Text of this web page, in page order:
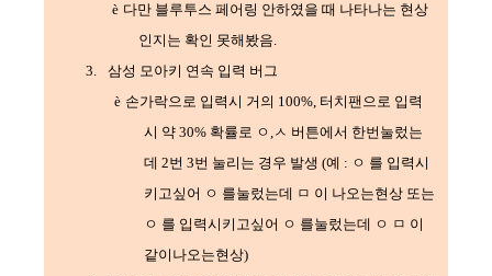
è 다만 블루투스 페어링 안하였을 때 나타나는 현상
인지는 확인 못해봤음.
3.
삼성 모아키 연속 입력 버그
è 손가락으로 입력시 거의 100%, 터치팬으로 입력
시 약 30% 확률로 ㅇ,ㅅ 버튼에서 한번눌렀는
데 2번 3번 눌리는 경우 발생 (예 : ㅇ 를 입력시
키고싶어 ㅇ 를눌렀는데 ㅁ 이 나오는현상 또는
ㅇ 를 입력시키고싶어 ㅇ 를눌렀는데 ㅇ ㅁ 이
같이나오는현상)